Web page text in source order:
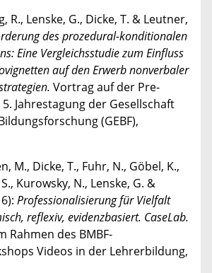
R., Lenske, G., Dicke, T. & Leutner,
des prozedural-konditionalen
Eine Vergleichsstudie zum Einfluss
auf den Erwerb nonverbaler
Vortrag auf der Pre-
Jahrestagung der Gesellschaft
(GEBF),
M., Dicke, T., Fuhr, N., Göbel, K.,
Kurowsky, N., Lenske, G. &
Professionalisierung für Vielfalt
reflexiv, evidenzbasiert. CaseLab.
Rahmen des BMBF-
Videos in der Lehrerbildung,